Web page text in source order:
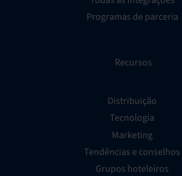
Programas de parceria
Recursos
Distribuição
Tecnologia
Marketing
Tendências e conselhos
Grupos hoteleiros